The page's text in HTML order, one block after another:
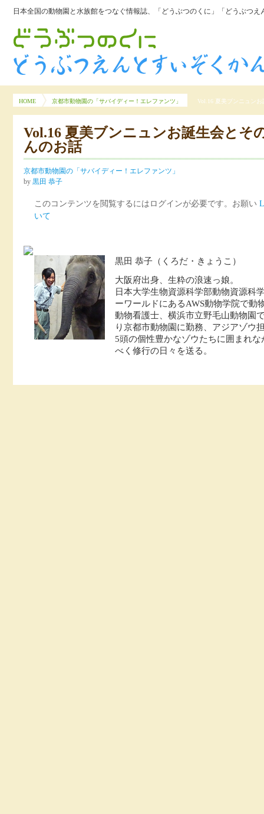
日本全国の動物園と水族館をつなぐ情報誌、「どうぶつのくに」「どうぶつえ
HOME 京都市動物園の「サバイディー！エレファンツ」 Vol.16 夏美ブンニュン
Vol.16 夏美ブンニュンお誕生会とそ
んのお話
京都市動物園の「サバイディー！エレファンツ」
by 黒田 恭子
このコンテンツを閲覧するにはログインが必要です。お願い
いて
黒田 恭子（くろだ・きょうこ）
大阪府出身、生粋の浪速っ娘。
日本大学生物資源科学部動物資源科
ーワールドにあるAWS動物学院で動
動物看護士、横浜市立野毛山動物園
り京都市動物園に勤務、アジアゾウ
5頭の個性豊かなゾウたちに囲まれ
べく修行の日々を送る。